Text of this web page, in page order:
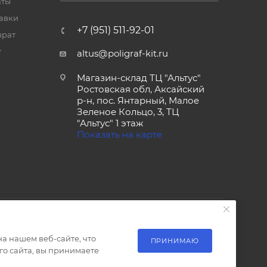
+7 (951) 511-92-01
altus@poligraf-kit.ru
Магазин-склад ТЦ "Альтус"
Ростовская обл, Аксайский
р-н, пос. Янтарный, Малое
Зеленое Кольцо, 3, ТЦ
"Альтус" 1 этаж
Показать на карте
нашем веб-сайте, что
сайта, вы принимаете
ПРИНИМАЮ